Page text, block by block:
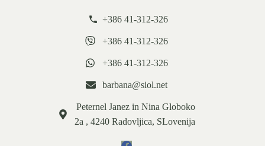
+386 41-312-326
+386 41-312-326
+386 41-312-326
barbana@siol.net
Peternel Janez in Nina Globoko
2a , 4240 Radovljica, SLovenija